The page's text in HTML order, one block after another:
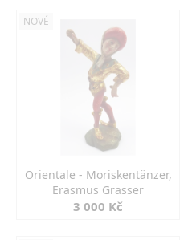
NOVÉ
Orientale - Moriskentänzer,
Erasmus Grasser
3 000 Kč